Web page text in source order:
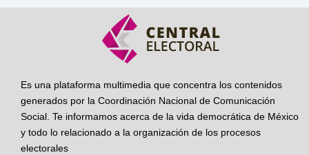
Es una plataforma multimedia que concentra los contenidos
generados por la Coordinación Nacional de Comunicación
Social. Te informamos acerca de la vida democrática de México
y todo lo relacionado a la organización de los procesos
electorales